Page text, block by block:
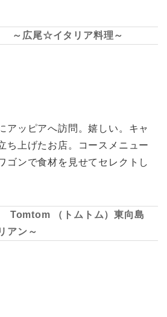
～広尾☆イタリア料理～
アッピアへ訪問。嬉しい。キャ
ち上げたお店。コースメニュー
ゴンで食材を見せてセレクトし
Tomtom （トムトム）東向島
アン～